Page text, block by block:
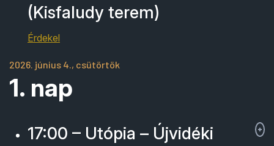
(Kisfaludy terem)
Érdekel
2026. június 4., csütörtök
1. nap
17:00 – Utópia – Újvidéki